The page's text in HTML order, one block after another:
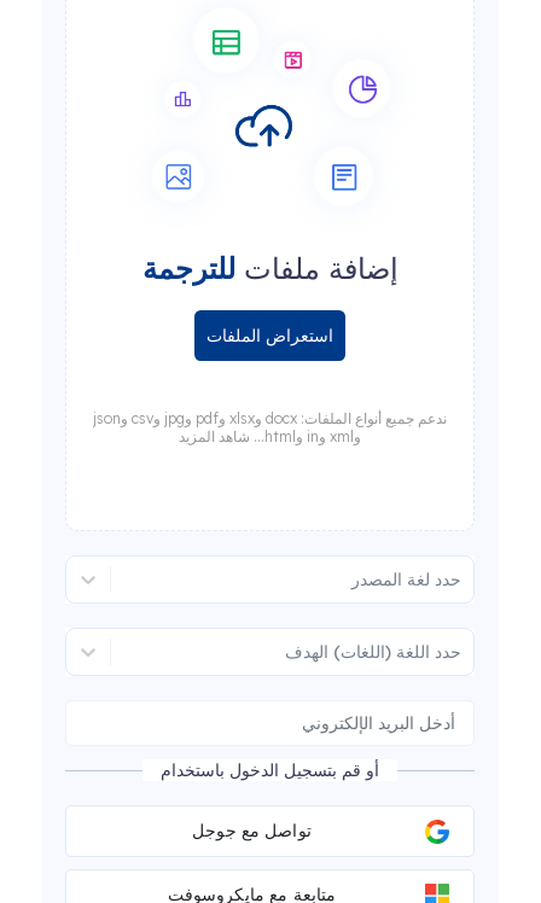
إضافة ملفات للترجمة
استعراض الملفات
ندعم جميع أنواع الملفات: docx وxlsx وpdf وjpg وcsv وjson
وxml وin وhtml... شاهد المزيد
حدد لغة المصدر
حدد اللغة (اللغات) الهدف
أو قم بتسجيل الدخول باستخدام
تواصل مع جوجل
متابعة مع مايكروسوفت